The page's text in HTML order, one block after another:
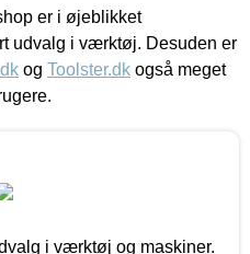
er i øjeblikket
udvalg i værktøj. Desuden er
og Toolster.dk også meget
i værktøj og maskiner.